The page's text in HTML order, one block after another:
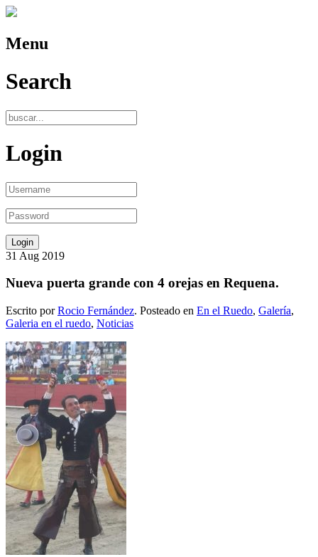
Menu
Search
Login
31 Aug 2019
Nueva puerta grande con 4 orejas en Requena.
Escrito porRocio Fernández. Posteado en En el Ruedo, Galería,
Galeria en el ruedo, Noticias